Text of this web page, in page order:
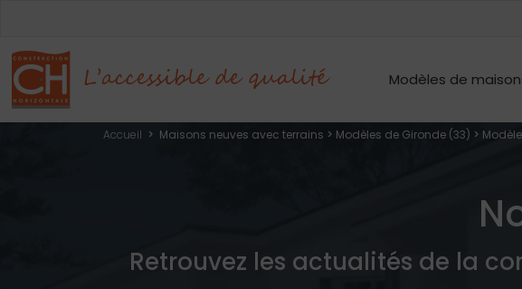
Modèles de
Accueil > Maisons neuves avec terrains > Modèles de Gironde (33) >
Retrouvez les actualités de la